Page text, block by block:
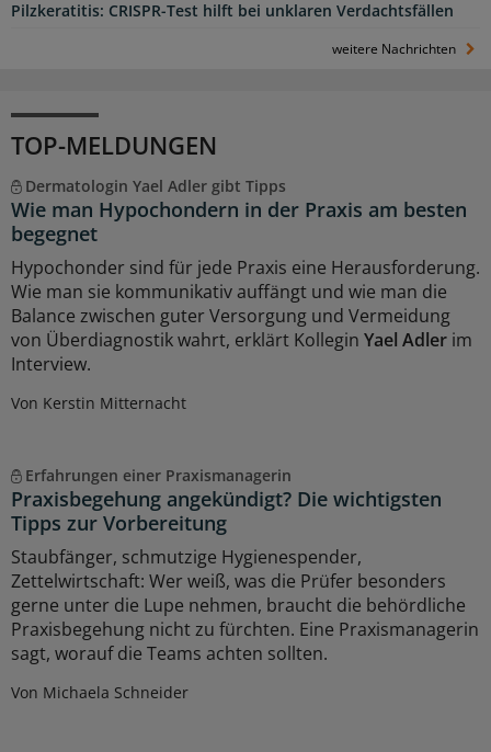
Pilzkeratitis: CRISPR-Test hilft bei unklaren Verdachtsfällen
weitere Nachrichten
TOP-MELDUNGEN
Dermatologin Yael Adler gibt Tipps
Wie man Hypochondern in der Praxis am besten
begegnet
Hypochonder sind für jede Praxis eine Herausforderung.
Wie man sie kommunikativ auffängt und wie man die
Balance zwischen guter Versorgung und Vermeidung
von Überdiagnostik wahrt, erklärt Kollegin Yael Adler im
Interview.
Von Kerstin Mitternacht
Erfahrungen einer Praxismanagerin
Praxisbegehung angekündigt? Die wichtigsten
Tipps zur Vorbereitung
Staubfänger, schmutzige Hygienespender,
Zettelwirtschaft: Wer weiß, was die Prüfer besonders
gerne unter die Lupe nehmen, braucht die behördliche
Praxisbegehung nicht zu fürchten. Eine Praxismanagerin
sagt, worauf die Teams achten sollten.
Von Michaela Schneider